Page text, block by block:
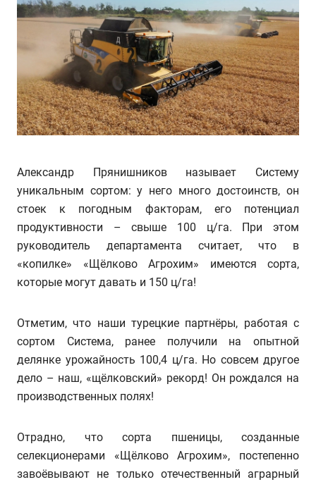
Александр Прянишников называет Систему
уникальным сортом: у него много достоинств, он
стоек к погодным факторам, его потенциал
продуктивности – свыше 100 ц/га. При этом
руководитель департамента считает, что в
«копилке» «Щёлково Агрохим» имеются сорта,
которые могут давать и 150 ц/га!
Отметим, что наши турецкие партнёры, работая с
сортом Система, ранее получили на опытной
делянке урожайность 100,4 ц/га. Но совсем другое
дело – наш, «щёлковский» рекорд! Он рождался на
производственных полях!
Отрадно, что сорта пшеницы, созданные
селекционерами «Щёлково Агрохим», постепенно
завоёвывают не только отечественный аграрный